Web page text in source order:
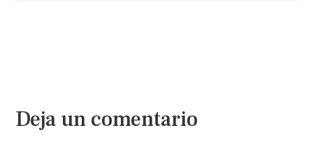
Deja un comentario